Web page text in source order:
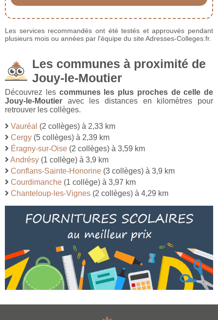
Les services recommandés ont été testés et approuvés pendant
plusieurs mois ou années par l'équipe du site Adresses-Colleges.fr.
Les communes à proximité de
Jouy-le-Moutier
Découvrez les communes les plus proches de celle de
Jouy-le-Moutier avec les distances en kilomètres pour
retrouver les collèges.
Vauréal (2 collèges) à 2,33 km
Cergy (5 collèges) à 2,39 km
Éragny-sur-Oise (2 collèges) à 3,59 km
Andrésy (1 collège) à 3,9 km
Conflans-Sainte-Honorine (3 collèges) à 3,9 km
Courdimanche (1 collège) à 3,97 km
Chanteloup-les-Vignes (2 collèges) à 4,29 km